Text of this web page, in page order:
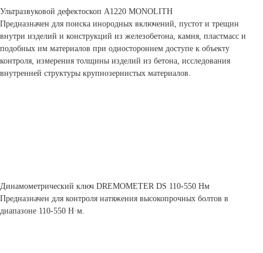
Ультразвуковой дефектоскоп А1220 MONOLITH
Предназначен для поиска инородных включений, пустот и трещин
внутри изделий и конструкций из железобетона, камня, пластмасс и
подобных им материалов при одностороннем доступе к объекту
контроля, измерения толщины изделий из бетона, исследования
внутренней структуры крупнозернистых материалов.
Динамометрический ключ DREMOMETER DS 110-550 Нм
Предназначен для контроля натяжения высокопрочных болтов в
диапазоне 110-550 Н·м.